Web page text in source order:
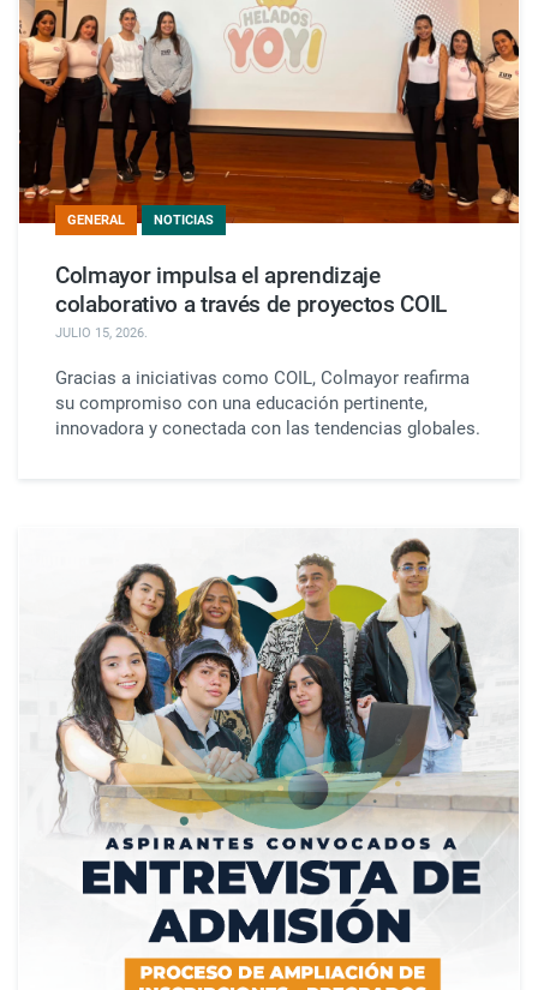
GENERAL NOTICIAS
Colmayor impulsa el aprendizaje
colaborativo a través de proyectos COIL
JULIO 15, 2026.
Gracias a iniciativas como COIL, Colmayor reafirma
su compromiso con una educación pertinente,
innovadora y conectada con las tendencias globales.